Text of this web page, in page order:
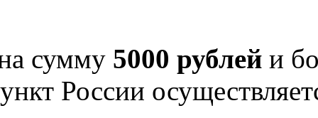
сумму 5000 рублей и
России